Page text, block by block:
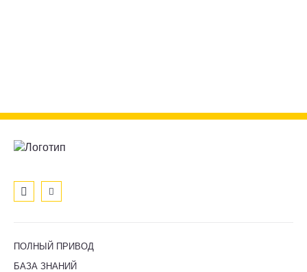
ПОЛНЫЙ ПРИВОД
БАЗА ЗНАНИЙ